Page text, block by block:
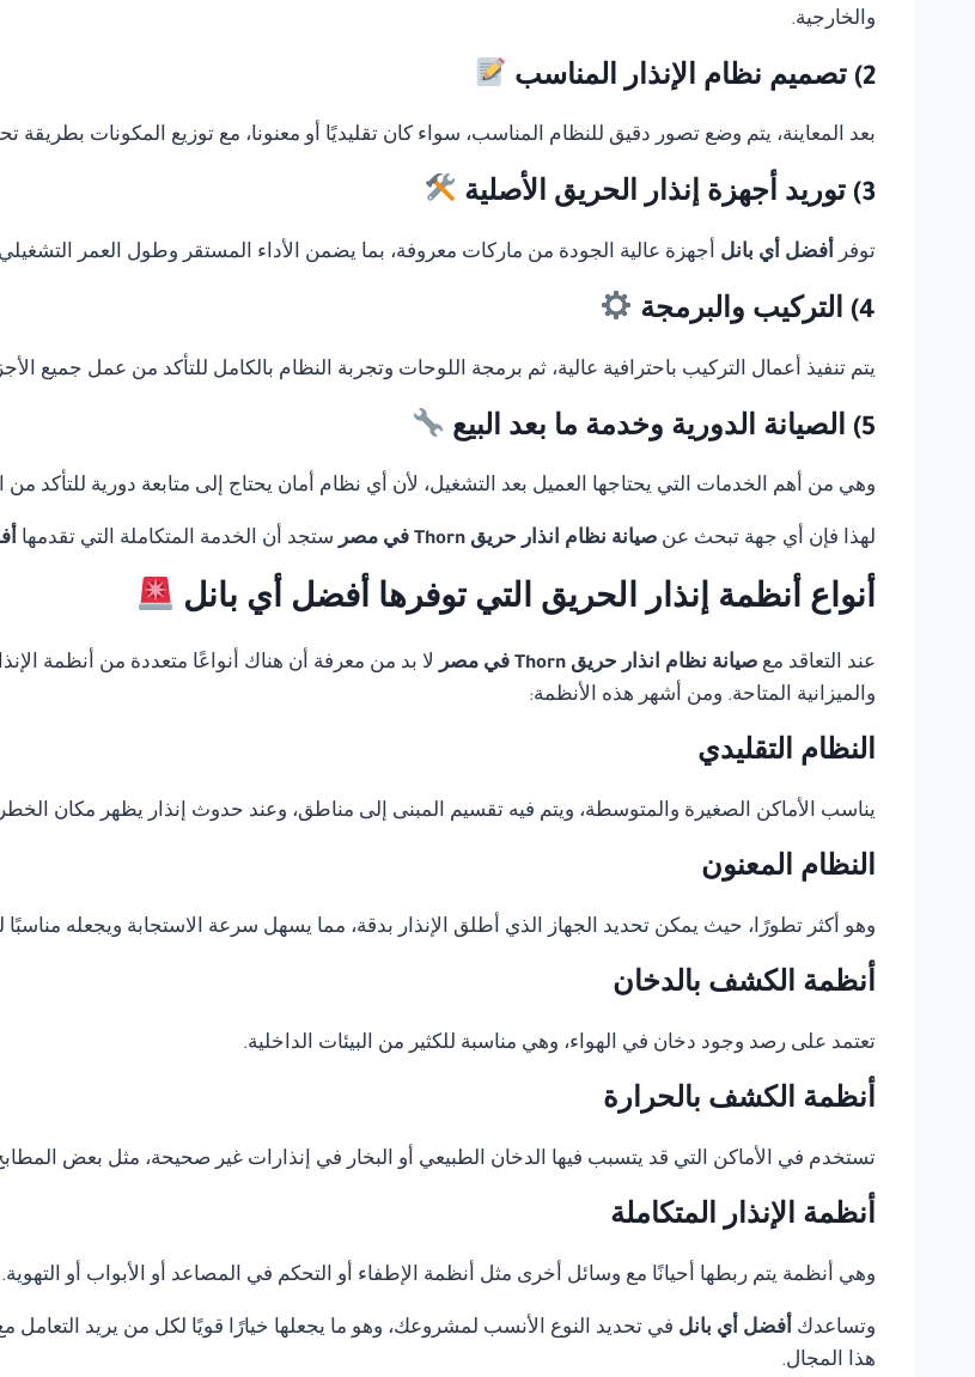
والخارجية.
2) تصميم نظام الإنذار المناسب
بعد المعاينة، يتم وضع تصور دقيق للنظام المناسب، سواء كان تقليديًا أو معنونا، مع توزيع المكونات
3) توريد أجهزة إنذار الحريق الأصلية
توفر أفضل أي بانل أجهزة عالية الجودة من ماركات معروفة، بما يضمن الأداء المستقر وطول العمر
4) التركيب والبرمجة
يتم تنفيذ أعمال التركيب باحترافية عالية، ثم برمجة اللوحات وتجربة النظام بالكامل للتأكد من عمل جميع
5) الصيانة الدورية وخدمة ما بعد البيع
وهي من أهم الخدمات التي يحتاجها العميل بعد التشغيل، لأن أي نظام أمان يحتاج إلى متابعة دورية للتأكد من
لهذا فإن أي جهة تبحث عن صيانة نظام انذار حريق Thorn في مصر ستجد أن الخدمة المتكاملة التي تقدمها
أنواع أنظمة إنذار الحريق التي توفرها أفضل أي بانل
عند التعاقد مع صيانة نظام انذار حريق Thorn في مصر
لا بد من معرفة أن هناك أنواعًا متعددة من أنظمة
والميزانية المتاحة. ومن أشهر هذه الأنظمة:
النظام التقليدي
يناسب الأماكن الصغيرة والمتوسطة، ويتم فيه تقسيم المبنى إلى مناطق، وعند حدوث إنذار يظهر مكان
النظام المعنون
وهو أكثر تطورًا، حيث يمكن تحديد الجهاز الذي أطلق الإنذار بدقة، مما يسهل سرعة الاستجابة ويجعله مناسبًا
أنظمة الكشف بالدخان
تعتمد على رصد وجود دخان في الهواء، وهي مناسبة للكثير من البيئات الداخلية.
أنظمة الكشف بالحرارة
تستخدم في الأماكن التي قد يتسبب فيها الدخان الطبيعي أو البخار في إنذارات غير صحيحة، مثل بعض
أنظمة الإنذار المتكاملة
وهي أنظمة يتم ربطها أحيانًا مع وسائل أخرى مثل أنظمة الإطفاء أو التحكم في المصاعد أو الأبواب أو التهوية.
وتساعدك أفضل أي بانل في تحديد النوع الأنسب لمشروعك، وهو ما يجعلها خيارًا قويًا لكل من يريد التعامل
هذا المجال.